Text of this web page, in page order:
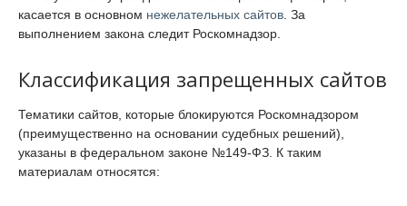
касается в основном нежелательных сайтов . За
выполнением закона следит Роскомнадзор.
Классификация запрещенных сайтов
Тематики сайтов, которые блокируются Роскомнадзором
(преимущественно на основании судебных решений),
указаны в федеральном законе №149-ФЗ. К таким
материалам относятся: